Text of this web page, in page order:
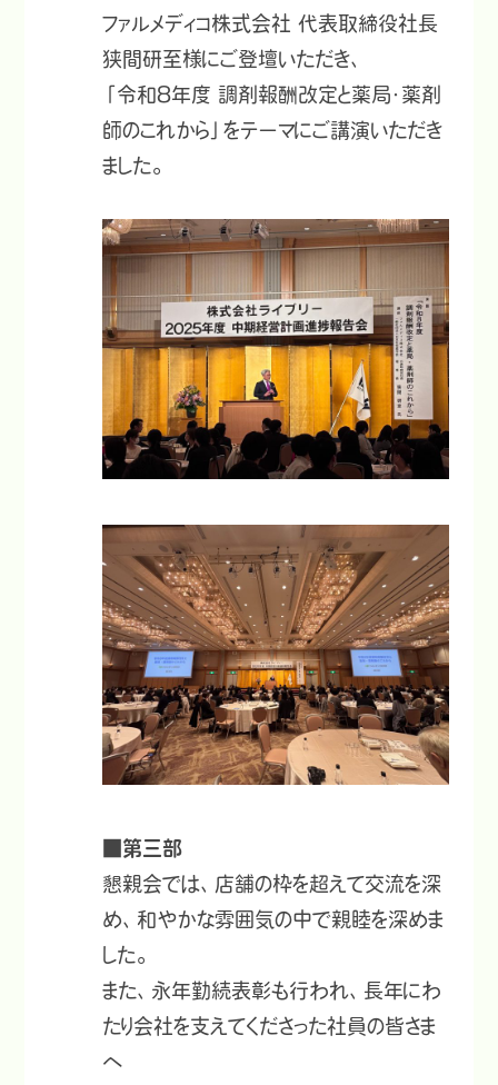
ファルメディコ株式会社 代表取締役社長
狭間研至様にご登壇いただき、
「令和8年度 調剤報酬改定と薬局・薬剤
師のこれから」をテーマにご講演いただき
ました。
■第三部
懇親会では、店舗の枠を超えて交流を深
め、和やかな雰囲気の中で親睦を深めま
した。
また、永年勤続表彰も行われ、長年にわ
たり会社を支えてくださった社員の皆さま
へ